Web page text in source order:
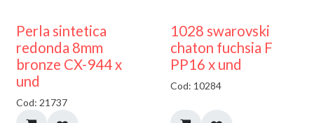
Perla sintetica
redonda 8mm
bronze CX-944 x
und
Cod: 21737
1028 swarovski
chaton fuchsia F
PP16 x und
Cod: 10284